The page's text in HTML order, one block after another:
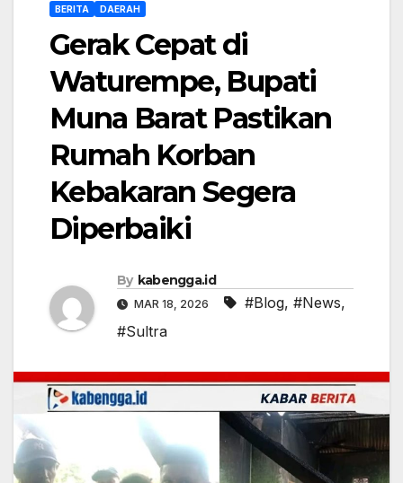
BERITA DAERAH
Gerak Cepat di
Waturempe, Bupati
Muna Barat Pastikan
Rumah Korban
Kebakaran Segera
Diperbaiki
By kabengga.id
MAR 18, 2026 #Blog, #News,
#Sultra